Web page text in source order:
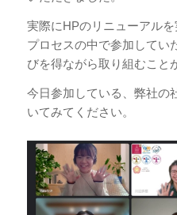
実際にHPのリニューアル
プロセスの中で参加してい
びを得ながら取り組むこと
今日参加している、弊社の
いてみてください。